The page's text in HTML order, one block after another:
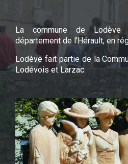
La commune de
département de l'Hérault, en
Lodève fait partie de la
Lodévois et Larzac.